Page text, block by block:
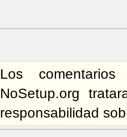
Los
NoSetup.org
responsabilidad